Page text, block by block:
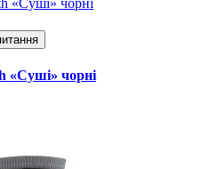
«Суші» чорні